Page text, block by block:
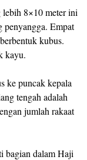
8×10 meter ini
penyangga. Empat
kubus.
kayu.
ke puncak kepala
tengah adalah
jumlah rakaat
bagian dalam Haji